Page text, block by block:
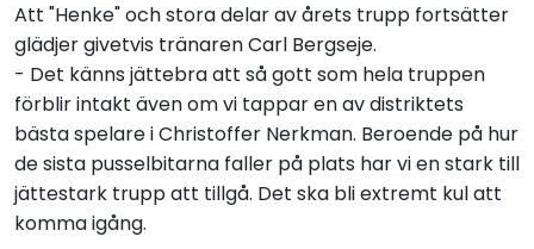
Att "Henke" och stora delar av årets trupp fortsätter
glädjer givetvis tränaren Carl Bergseje.
- Det känns jättebra att så gott som hela truppen
förblir intakt även om vi tappar en av distriktets
bästa spelare i Christoffer Nerkman. Beroende på hur
de sista pusselbitarna faller på plats har vi en stark till
jättestark trupp att tillgå. Det ska bli extremt kul att
komma igång.